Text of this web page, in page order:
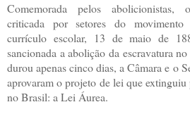
Comemorada pelos abolicionistas,
criticada por setores do movimento
currículo escolar, 13 de maio de
sancionada a abolição da escravatura
durou apenas cinco dias, a Câmara e o
aprovaram o projeto de lei que
no Brasil: a Lei Áurea.